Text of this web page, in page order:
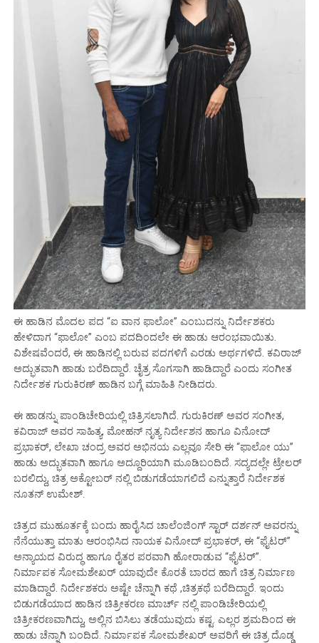
ಈ ಹಾಡಿನ ಮೊದಲ ಪದ “ಐ ವಾನ ಫಾಲೋ” ಎಂಬುದನ್ನು ನಿರ್ದೇಶಕರು
ಹೇಳಿದಾಗ “ಫಾಲೋ” ಎಂಬ ಪದದಿಂದಲೇ ಈ ಹಾಡು ಆರಂಭವಾಯಿತು.
ವಿಶೇಷವೆಂದರೆ, ಈ ಹಾಡಿನಲ್ಲಿ ಬರುವ ಪದಗಳಿಗೆ ಎರಡು ಅರ್ಥಗಳಿದೆ. ಕವಿರಾಜ್
ಅದ್ಭುತವಾಗಿ ಹಾಡು ಬರೆದಿದ್ದಾರೆ. ಚೈತ್ರ ಸೊಗಸಾಗಿ ಹಾಡಿದ್ದಾರೆ ಎಂದು ಸಂಗೀತ
ನಿರ್ದೇಶಕ ಗುರುಕಿರಣ್ ಹಾಡಿನ ಬಗ್ಗೆ ಮಾಹಿತಿ ನೀಡಿದರು.
ಈ ಹಾಡನ್ನು ಪಾಂಡಿಚೇರಿಯಲ್ಲಿ ಚಿತ್ರಿಸಲಾಗಿದೆ. ಗುರುಕಿರಣ್ ಅವರ ಸಂಗೀತ,
ಕವಿರಾಜ್ ಅವರ ಸಾಹಿತ್ಯ, ಮೋಹನ್ ನೃತ್ಯ ನಿರ್ದೇಶನ ಹಾಗೂ ವಿನೋದ್
ಪ್ರಭಾಕರ್, ಲೇಖಾ ಚಂದ್ರ ಅವರ ಅಭಿನಯ ಎಲ್ಲವೂ ಸೇರಿ ಈ “ಫಾಲೋ ಯು”
ಹಾಡು ಅದ್ಭುತವಾಗಿ ಹಾಗೂ ಅದ್ದೂರಿಯಾಗಿ ಮೂಡಿಬಂದಿದೆ. ಸದ್ಯದಲ್ಲೇ ಟ್ರೇಲರ್
ಬರಲಿದ್ದು, ಚಿತ್ರ ಅಕ್ಟೋಬರ್ ನಲ್ಲಿ ಬಿಡುಗಡೆಯಾಗಲಿದೆ ಎನ್ನುತ್ತಾರೆ ನಿರ್ದೇಶಕ
ನೂತನ್ ಉಮೇಶ್.
ಚಿತ್ರದ ಮುಹೂರ್ತಕ್ಕೆ ಬಂದು ಹಾರೈಸಿದ ಚಾಲೆಂಜಿಂಗ್ ಸ್ಟಾರ್ ದರ್ಶನ್ ಅವರನ್ನು
ನೆನೆಯುತ್ತಾ ಮಾತು ಆರಂಭಿಸಿದ ನಾಯಕ ವಿನೋದ್ ಪ್ರಭಾಕರ್, ಈ “ಫೈಟರ್”
ಅನ್ಯಾಯದ ವಿರುದ್ಧ ಹಾಗೂ ರೈತರ ಪರವಾಗಿ ಹೋರಾಡುವ “ಫೈಟರ್”.
ನಿರ್ಮಾಪಕ ಸೋಮಶೇಖರ್ ಯಾವುದೇ ಕೊರತೆ ಬಾರದ ಹಾಗೆ ಚಿತ್ರ ನಿರ್ಮಾಣ
ಮಾಡಿದ್ದಾರೆ. ನಿರ್ದೇಶಕರು ಅಷ್ಟೇ ಚೆನ್ನಾಗಿ ಕಥೆ ,ಚಿತ್ರಕಥೆ ಬರೆದಿದ್ದಾರೆ. ಇಂದು
ಬಿಡುಗಡೆಯಾದ ಹಾಡಿನ ಚಿತ್ರೀಕರಣ ಮಾರ್ಚ್ ನಲ್ಲಿ ಪಾಂಡಿಚೇರಿಯಲ್ಲಿ
ಚಿತ್ರೀಕರಣವಾಗಿದ್ದು, ಅಲ್ಲಿನ ಬಿಸಿಲು ತಡೆಯುವುದು ಕಷ್ಟ. ಎಲ್ಲರ ಶ್ರಮದಿಂದ ಈ
ಹಾಡು ಚೆನ್ನಾಗಿ ಬಂದಿದೆ. ನಿರ್ಮಾಪಕ ಸೋಮಶೇಖರ್ ಅವರಿಗೆ ಈ ಚಿತ್ರ ದೊಡ್ಡ